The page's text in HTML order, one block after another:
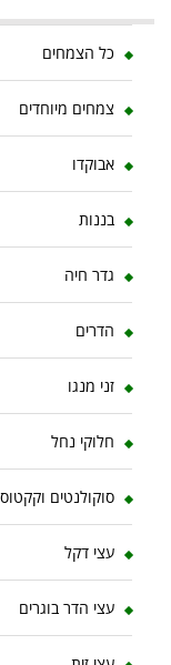
כל הצמחים
צמחים מיוחדים
אבוקדו
בננות
גדר חיה
הדרים
זני מנגו
חלוקי נחל
סוקולנטים
עצי דקל
עצי הדר בוגרים